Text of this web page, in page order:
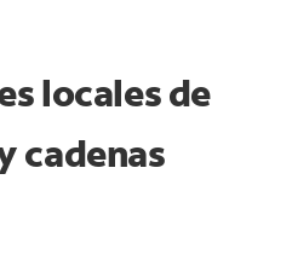
locales de
cadenas